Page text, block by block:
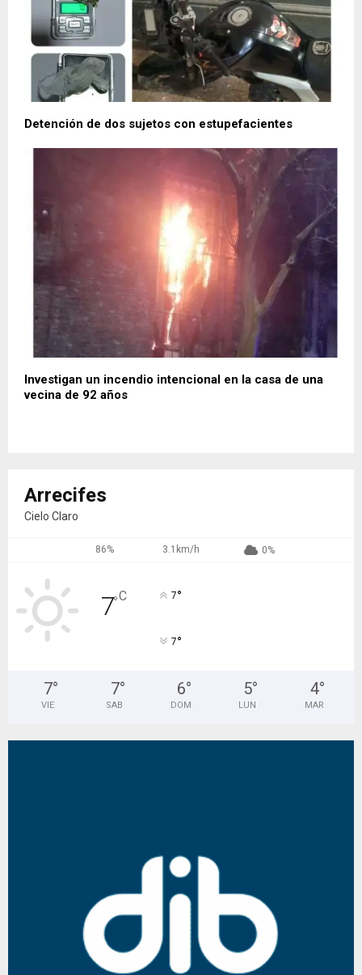
Detención de dos sujetos con estupefacientes
Investigan un incendio intencional en la casa de una
vecina de 92 años
Arrecifes
Cielo Claro
86% 3.1km/h 0%
7°C 7°
7°
7°
VIE
7°
SAB
6°
DOM
5°
LUN
4°
MAR